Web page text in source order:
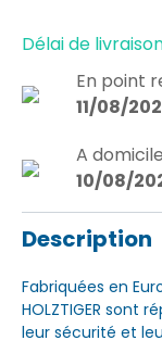
Délai de
En point
11/08/
A domicile
10/08/
Description
Fabriquées en
HOLZTIGER sont
leur sécurité et